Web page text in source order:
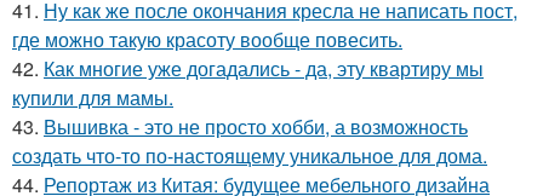
41. Ну как же после окончания кресла не написать пост,
где можно такую красоту вообще повесить.
42. Как многие уже догадались - да, эту квартиру мы
купили для мамы.
43. Вышивка - это не просто хобби, а возможность
создать что-то по-настоящему уникальное для дома.
44. Репортаж из Китая: будущее мебельного дизайна